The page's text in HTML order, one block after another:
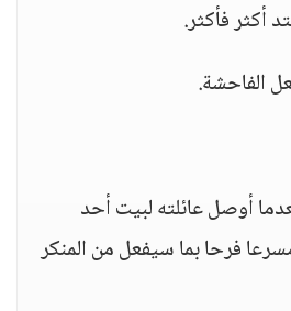
أكثر فأكثر.
الفاحشة.
أوصل عائلته لبيت أحد
فرحا بما سيفعل من المنكر